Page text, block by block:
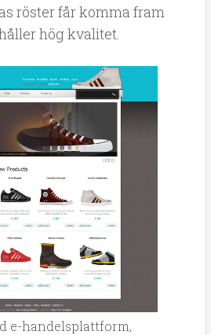
röster får komma fram
hög kvalitet.
e-handelsplattform,